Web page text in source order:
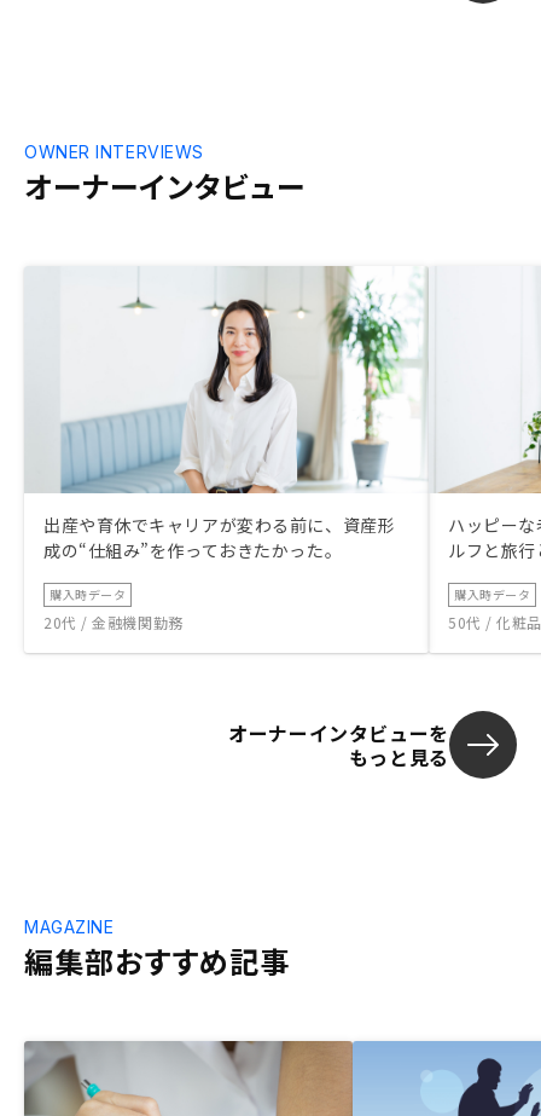
オーナーインタビュー
OWNER INTERVIEWS
出産や育休でキャリアが変わる前に、資産形
成の“仕組み”を作っておきたかった。
購入時データ
20代 / 金融機関勤務
ハッピー
ルフと旅
購入時データ
50代 / 化粧
オーナーインタビューを
もっと見る
編集部おすすめ記事
MAGAZINE